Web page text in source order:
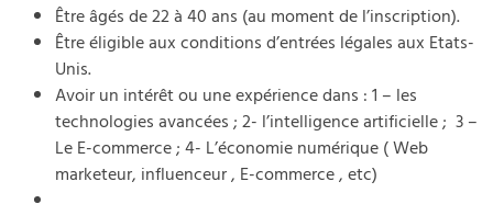
Être âgés de 22 à 40 ans (au moment de l’inscription).
Être éligible aux conditions d’entrées légales aux Etats-
Unis.
Avoir un intérêt ou une expérience dans : 1 – les
technologies avancées ; 2- l’intelligence artificielle ; 3 –
Le E-commerce ; 4- L’économie numérique ( Web
marketeur, influenceur , E-commerce , etc)